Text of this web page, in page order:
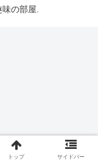
の部屋.
トップ サイドバー